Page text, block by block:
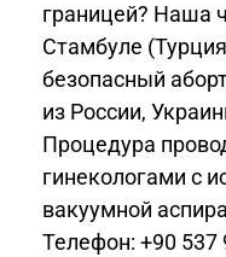
границей? Наша
Стамбуле
безопасный
из России,
Процедура
гинекологами с
вакуумной
Телефон: +90 537